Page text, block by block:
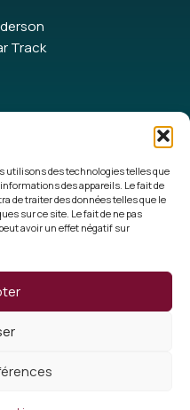
utilisons des technologies telles que
des appareils. Le fait de
de traiter des données telles que le
sur ce site. Le fait de ne pas
avoir un effet négatif sur
Track
Afthonios
de vente